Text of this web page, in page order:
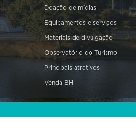
Doação de mídias
Equipamentos e serviços
Materiais de divulgação
Observatório do Turismo
Principais atrativos
Venda BH